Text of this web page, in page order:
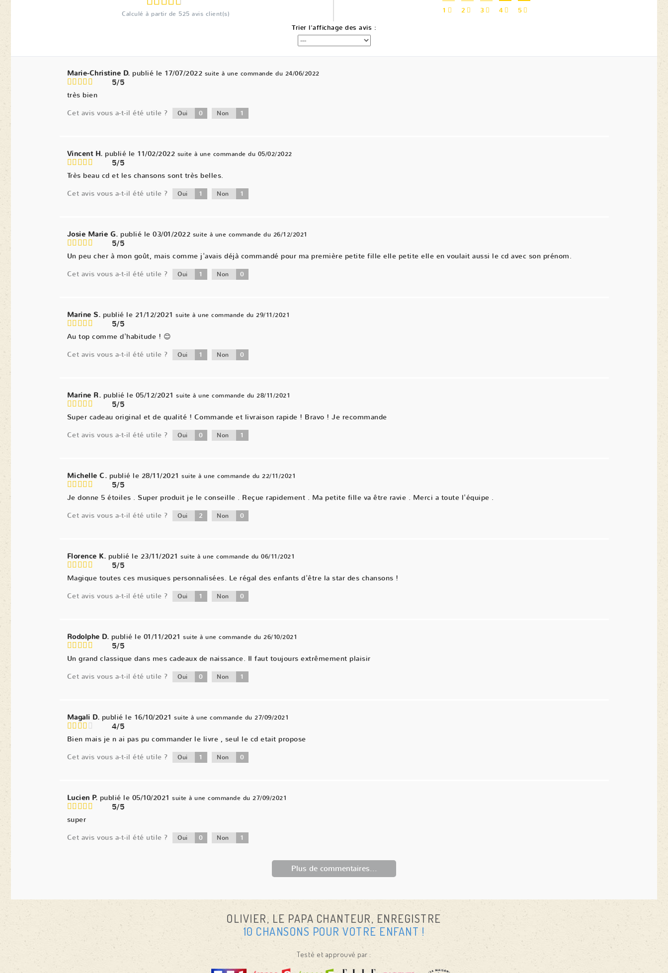
Calculé à partir de 525 avis client(s) 1 2 3 4 5
Trier l'affichage des avis :
Marie-Christine D. publié le 17/07/2022 suite à une commande du 24/06/2022
5/5
très bien
Cet avis vous a-t-il été utile ?
Oui 0 Non 1
Vincent H. publié le 11/02/2022 suite à une commande du 05/02/2022
5/5
Très beau cd et les chansons sont très belles.
Cet avis vous a-t-il été utile ?
Oui 1 Non 1
Josie Marie G. publié le 03/01/2022 suite à une commande du 26/12/2021
5/5
Un peu cher à mon goût, mais comme j'avais déjà commandé pour ma première petite fille elle petite elle en voulait aussi le cd avec son prénom.
Cet avis vous a-t-il été utile ?
Oui 1 Non 0
Marine S. publié le 21/12/2021 suite à une commande du 29/11/2021
5/5
Au top comme d'habitude ! 😊
Cet avis vous a-t-il été utile ?
Oui 1 Non 0
Marine R. publié le 05/12/2021 suite à une commande du 28/11/2021
5/5
Super cadeau original et de qualité ! Commande et livraison rapide ! Bravo ! Je recommande
Cet avis vous a-t-il été utile ?
Oui 0 Non 1
Michelle C. publié le 28/11/2021 suite à une commande du 22/11/2021
5/5
Je donne 5 étoiles . Super produit je le conseille . Reçue rapidement . Ma petite fille va être ravie . Merci a toute l'équipe .
Cet avis vous a-t-il été utile ?
Oui 2 Non 0
Florence K. publié le 23/11/2021 suite à une commande du 06/11/2021
5/5
Magique toutes ces musiques personnalisées. Le régal des enfants d'être la star des chansons !
Cet avis vous a-t-il été utile ?
Oui 1 Non 0
Rodolphe D. publié le 01/11/2021 suite à une commande du 26/10/2021
5/5
Un grand classique dans mes cadeaux de naissance. Il faut toujours extrêmement plaisir
Cet avis vous a-t-il été utile ?
Oui 0 Non 1
Magali D. publié le 16/10/2021 suite à une commande du 27/09/2021
4/5
Bien mais je n ai pas pu commander le livre , seul le cd etait propose
Cet avis vous a-t-il été utile ?
Oui 1 Non 0
Lucien P. publié le 05/10/2021 suite à une commande du 27/09/2021
5/5
super
Cet avis vous a-t-il été utile ?
Oui 0 Non 1
Plus de commentaires...
OLIVIER, LE PAPA CHANTEUR, ENREGISTRE
10 CHANSONS POUR VOTRE ENFANT !
Testé et approuvé par :